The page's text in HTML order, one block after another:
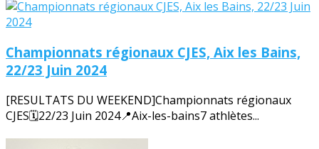
Championnats régionaux CJES, Aix les Bains,
22/23 Juin 2024
[RESULTATS DU WEEKEND]Championnats régionaux
CJES🗓️22/23 Juin 2024📍Aix-les-bains7 athlètes...